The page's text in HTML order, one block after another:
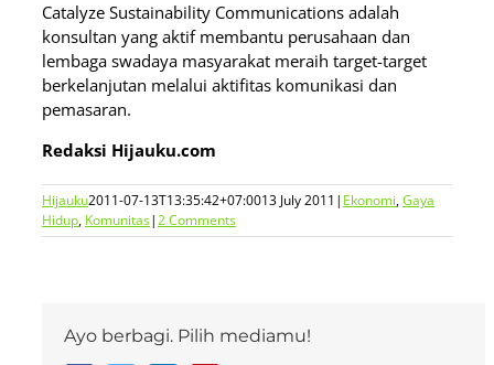
Catalyze Sustainability Communications adalah
konsultan yang aktif membantu perusahaan dan
lembaga swadaya masyarakat meraih target-target
berkelanjutan melalui aktifitas komunikasi dan
pemasaran.
Redaksi Hijauku.com
Hijauku2011-07-13T13:35:42+07:0013 July 2011 | Ekonomi,Gaya
Hidup, Komunitas|2 Comments
Ayo berbagi. Pilih mediamu!